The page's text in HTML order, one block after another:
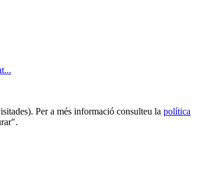
Per a més informació consulteu la política